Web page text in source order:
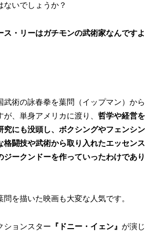
ないでしょうか？
ス・リーはガチモンの武術家なんですよ
武術の詠春拳を葉問（イップマン）から
、単身アメリカに渡り、 哲学や経営を
究にも没頭し、ボクシングやフェンシン
格闘技や武術から取り入れたエッセンス
ジークンドーを作っていったわけであり
問を描いた映画も大変な人気です。
ションスター 『ドニー・イェン』 が演じ